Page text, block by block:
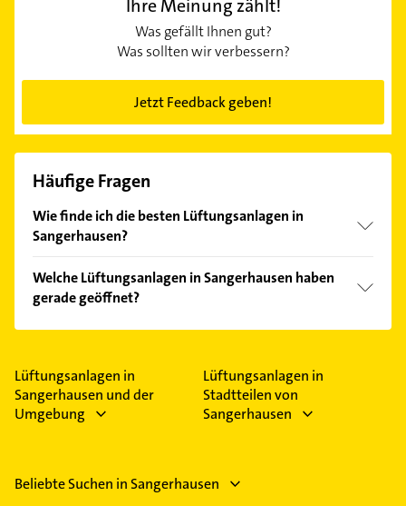
Ihre Meinung zählt!
Was gefällt Ihnen gut?
Was sollten wir verbessern?
Jetzt Feedback geben!
Häufige Fragen
Wie finde ich die besten Lüftungsanlagen in
Sangerhausen?
Kundenmeinungen und profitieren Sie von den
Empfehlungen. Die Suchergebnisse können Sie sich
einfach nachBewertungensortiert anzeigen lassen.
Welche Lüftungsanlagen in Sangerhausen haben
gerade geöffnet?
Im Anbieter-Bereich finden Sie alleÖffnungszeiten.
Feiertagen abweichen können.
Lüftungsanlagen in
Sangerhausen und der
Umgebung
Lüftungsanlagen in
Stadtteilen von
Sangerhausen
Beliebte Suchen in Sangerhausen